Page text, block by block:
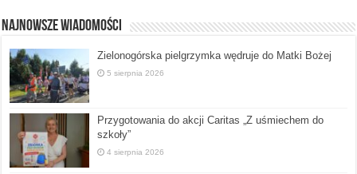
Najnowsze Wiadomości
Zielonogórska pielgrzymka wędruje do Matki Bożej
5 sierpnia 2026
Przygotowania do akcji Caritas „Z uśmiechem do
szkoły”
4 sierpnia 2026